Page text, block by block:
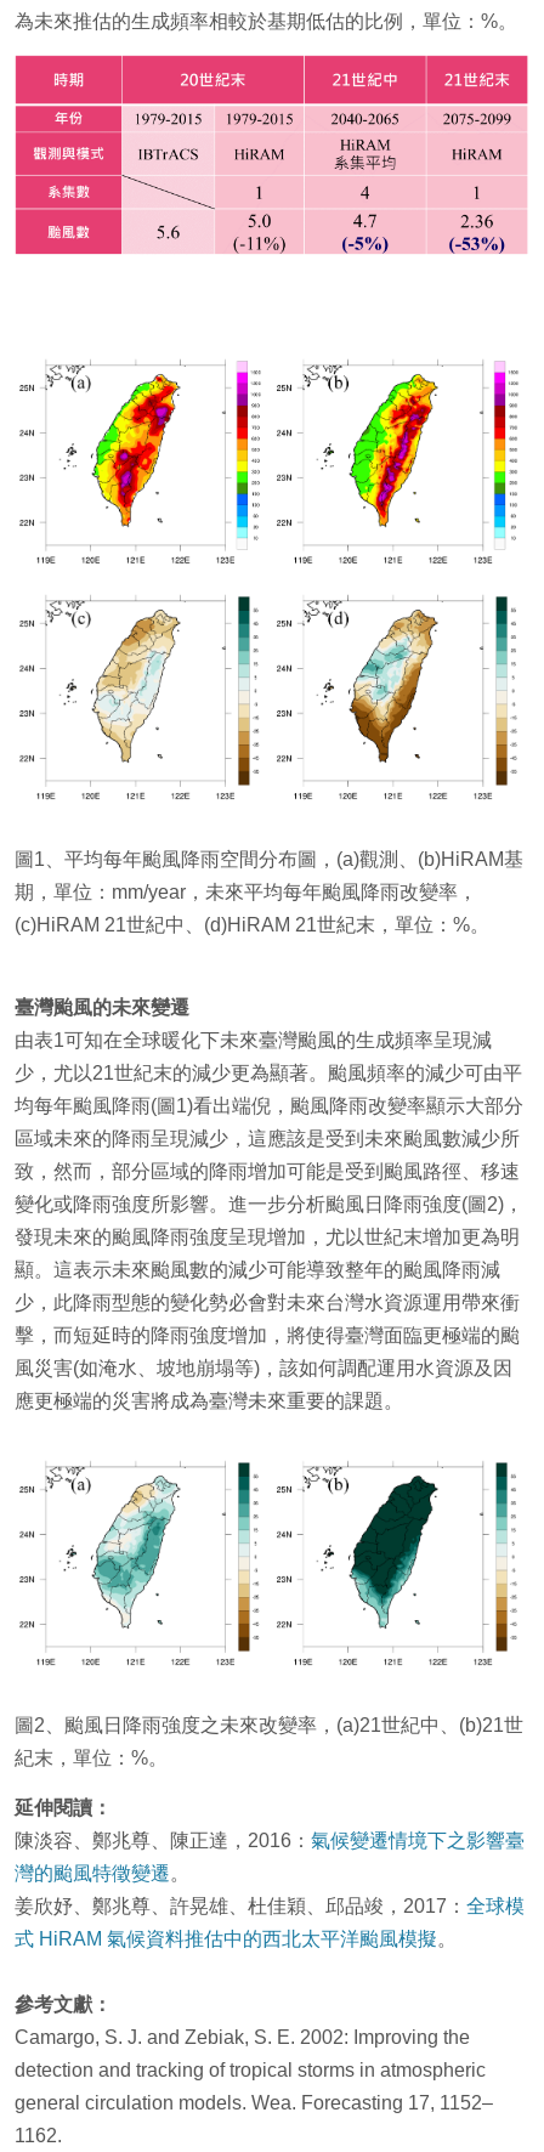
為未來推估的生成頻率相較於基期低估的比例，單位：%。
圖1、平均每年颱風降雨空間分布圖，(a)觀測、(b)HiRAM基
期，單位：mm/year，未來平均每年颱風降雨改變率，
(c)HiRAM 21世紀中、(d)HiRAM 21世紀末，單位：%。
臺灣颱風的未來變遷
由表1可知在全球暖化下未來臺灣颱風的生成頻率呈現減
少，尤以21世紀末的減少更為顯著。颱風頻率的減少可由平
均每年颱風降雨(圖1)看出端倪，颱風降雨改變率顯示大部分
區域未來的降雨呈現減少，這應該是受到未來颱風數減少所
致，然而，部分區域的降雨增加可能是受到颱風路徑、移速
變化或降雨強度所影響。進一步分析颱風日降雨強度(圖2)，
發現未來的颱風降雨強度呈現增加，尤以世紀末增加更為明
顯。這表示未來颱風數的減少可能導致整年的颱風降雨減
少，此降雨型態的變化勢必會對未來台灣水資源運用帶來衝
擊，而短延時的降雨強度增加，將使得臺灣面臨更極端的颱
風災害(如淹水、坡地崩塌等)，該如何調配運用水資源及因
應更極端的災害將成為臺灣未來重要的課題。
圖2、颱風日降雨強度之未來改變率，(a)21世紀中、(b)21世
紀末，單位：%。
延伸閱讀：
陳淡容、鄭兆尊、陳正達，2016： 氣候變遷情境下之影響臺
灣的颱風特徵變遷。
姜欣妤、鄭兆尊、許晃雄、杜佳穎、邱品竣，2017： 全球模
式 HiRAM 氣候資料推估中的西北太平洋颱風模擬。
參考文獻：
Camargo, S. J. and Zebiak, S. E. 2002: Improving the
detection and tracking of tropical storms in atmospheric
general circulation models. Wea. Forecasting 17, 1152–
1162.